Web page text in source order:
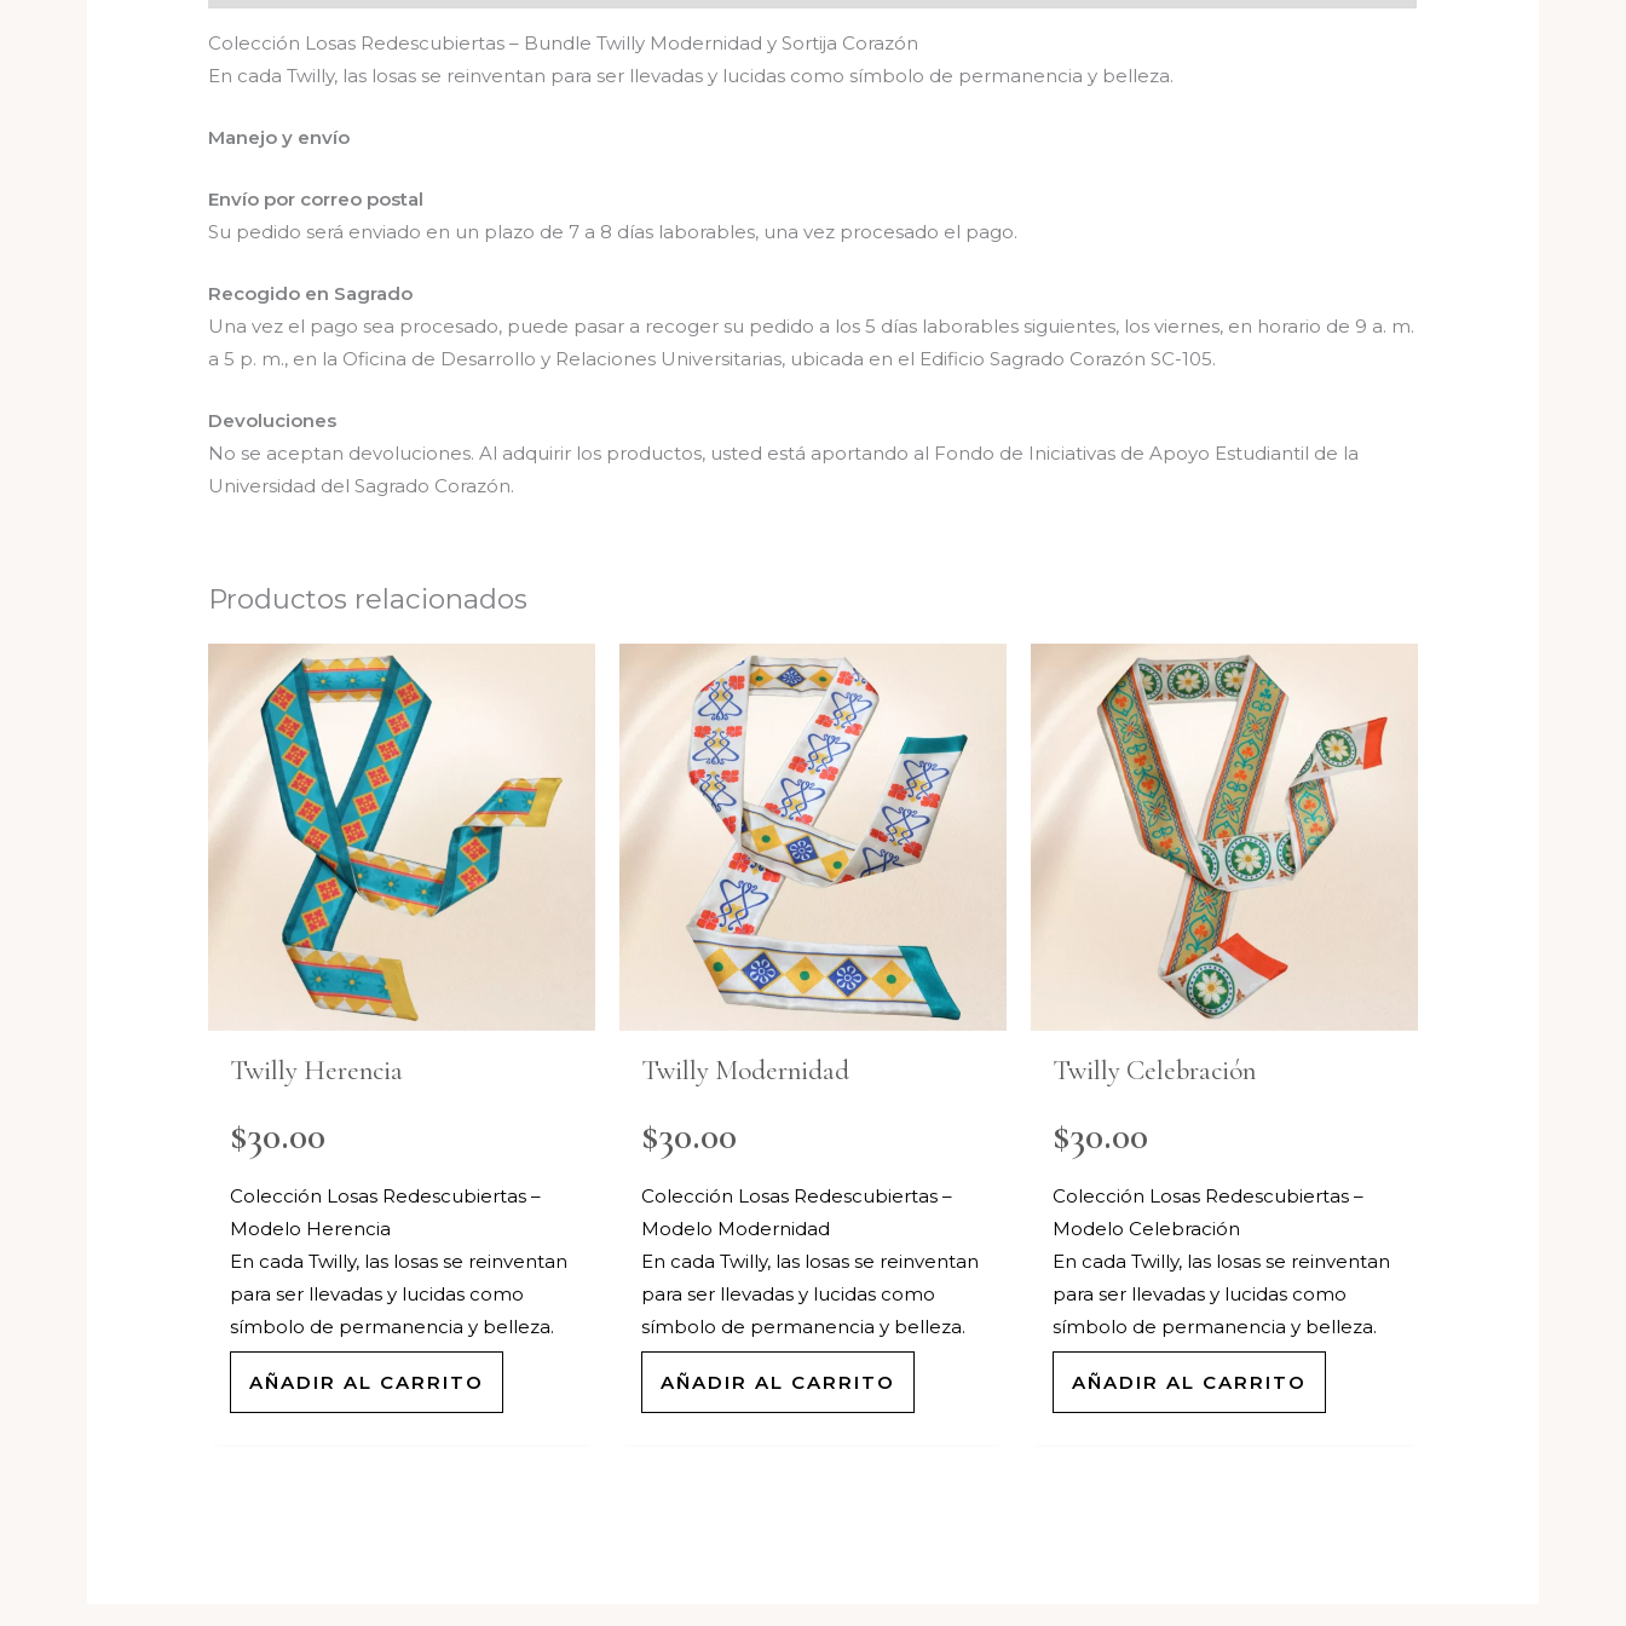
Colección Losas Redescubiertas – Bundle Twilly Modernidad y Sortija Corazón
En cada Twilly, las losas se reinventan para ser llevadas y lucidas como símbolo de permanencia y belleza.
Manejo y envío
Envío por correo postal
Su pedido será enviado en un plazo de 7 a 8 días laborables, una vez procesado el pago.
Recogido en Sagrado
Una vez el pago sea procesado, puede pasar a recoger su pedido a los 5 días laborables siguientes, los viernes, en horario de 9 a. m.
a 5 p. m., en la Oficina de Desarrollo y Relaciones Universitarias, ubicada en el Edificio Sagrado Corazón SC-105.
Devoluciones
No se aceptan devoluciones. Al adquirir los productos, usted está aportando al Fondo de Iniciativas de Apoyo Estudiantil de la
Universidad del Sagrado Corazón.
Productos relacionados
Twilly Herencia
$30.00
Colección Losas Redescubiertas –
Modelo Herencia
En cada Twilly, las losas se reinventan
para ser llevadas y lucidas como
símbolo de permanencia y belleza.
AÑADIR AL CARRITO
Twilly Modernidad
$30.00
Colección Losas Redescubiertas –
Modelo Modernidad
En cada Twilly, las losas se reinventan
para ser llevadas y lucidas como
símbolo de permanencia y belleza.
AÑADIR AL CARRITO
Twilly Celebración
$30.00
Colección Losas Redescubiertas –
Modelo Celebración
En cada Twilly, las losas se reinventan
para ser llevadas y lucidas como
símbolo de permanencia y belleza.
AÑADIR AL CARRITO